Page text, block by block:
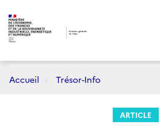
Accueil Trésor-Info
ARTICLE